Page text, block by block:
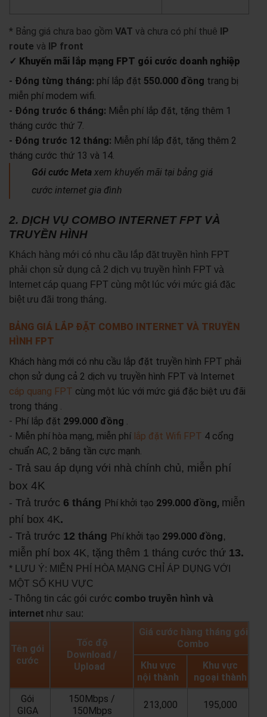
* Bảng giá chưa bao gồm VAT và chưa có phí thuê IP
route và IP front
✓ Khuyến mãi lắp mạng FPT gói cước doanh nghiệp
- Đóng từng tháng: phí lắp đặt 550.000 đồng trang bị
miễn phí modem wifi.
- Đóng trước 6 tháng: Miễn phí lắp đặt, tặng thêm 1
tháng cước thứ 7.
- Đóng trước 12 tháng: Miễn phí lắp đặt, tặng thêm 2
tháng cước thứ 13 và 14.
Gói cước Meta xem khuyến mãi tại bảng giá
cước internet gia đình
2. DỊCH VỤ COMBO INTERNET FPT VÀ
TRUYỀN HÌNH
Khách hàng mới có nhu cầu lắp đặt truyền hình FPT
phải chọn sử dụng cả 2 dịch vụ truyền hình FPT và
Internet cáp quang FPT cùng một lúc với mức giá đặc
biệt ưu đãi trong tháng.
BẢNG GIÁ LẮP ĐẶT COMBO INTERNET VÀ TRUYỀN
HÌNH FPT
Khách hàng mới có nhu cầu lắp đặt truyền hình FPT phải
chọn sử dụng cả 2 dịch vụ truyền hình FPT và Internet
cáp quang FPT cùng một lúc với mức giá đặc biệt ưu đãi
trong tháng .
- Phí lắp đặt 299.000 đồng
- Miễn phí hòa mạng, miễn phí lắp đặt Wifi FPT 4 cổng
chuẩn AC, 2 băng tần cực mạnh.
- Trả sau áp dụng với nhà chính chủ, miễn phí
box 4K
- Trả trước 6 tháng Phí khởi tạo 299.000 đồng, miễn
phí box 4K.
- Trả trước 12 tháng Phí khởi tạo 299.000 đồng,
miễn phí box 4K, tặng thêm 1 tháng cước thứ 13.
* LƯU Ý: MIỄN PHÍ HÒA MẠNG CHỈ ÁP DỤNG VỚI
MỘT SỐ KHU VỰC
- Thông tin các gói cước combo truyền hình và
internet như sau:
Tên gói
cước
Tốc độ
Download /
Upload
Giá cước hàng tháng gói
Combo
Khu vực
nội thành
Khu vực
ngoại thành
Gói
GIGA
150Mbps /
150Mbps
213,000 195,000